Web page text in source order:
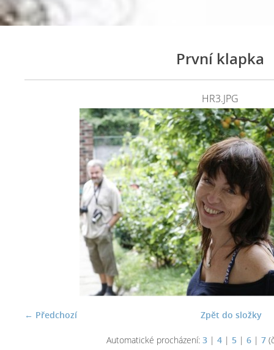
První klapka
HR3.JPG
← Předchozí Zpět do složky
Automatické procházení: 3| 4| 5| 6| 7